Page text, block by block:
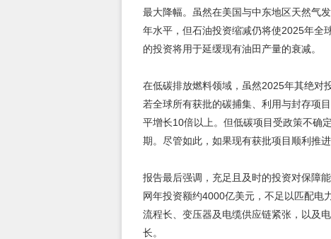
最大降幅。虽然在美国与中东地区天然气
年水平，但石油投资缩减仍将使2025年全
的投资将用于延缓现有油田产量的衰减。
在低碳排放燃料领域，虽然2025年其绝对
若全球所有获批的碳捕集、利用与封存项
平增长10倍以上。但低碳项目受政策不确
期。尽管如此，如果现有获批项目顺利推
报告最后强调，充足且及时的投资对保障
网年投资额约4000亿美元，不足以匹配电
流程长、变压器及电缆供应链紧张，以及
长。